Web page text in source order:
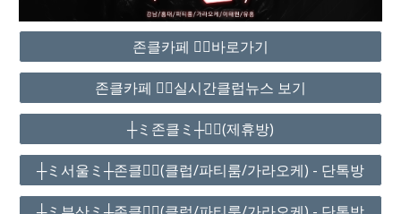
존클카페 ❤️‍🔥바로가기
존클카페 ❤️‍🔥실시간클럽뉴스 보기
┼ミ존클ミ┼❤️‍🔥(제휴방)
┼ミ서울ミ┼존클❤️‍🔥(클럽/파티룸/가라오케) - 단톡방